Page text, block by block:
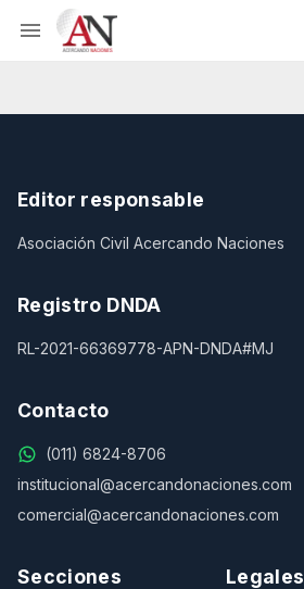
Editor responsable
Asociación Civil Acercando Naciones
Registro DNDA
RL-2021-66369778-APN-DNDA#MJ
Contacto
(011) 6824-8706
institucional@acercandonaciones.com
comercial@acercandonaciones.com
Secciones Legales